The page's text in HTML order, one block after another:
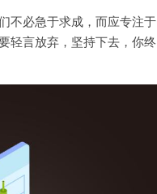
不必急于求成，而应专注于
轻言放弃，坚持下去，你终